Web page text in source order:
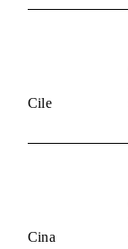
Cile
Cina